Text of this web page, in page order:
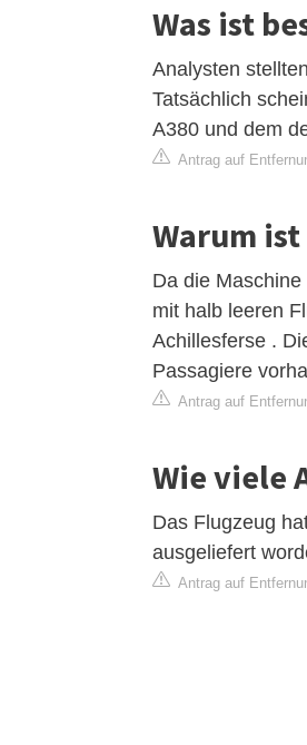
Was ist
Analysten
Tatsächlich
A380 und dem
Antrag auf
Warum
Da die
mit halb leeren
Achillesferse .
Passagiere
Antrag auf
Wie viele
Das Flugzeug
ausgeliefert
Antrag auf